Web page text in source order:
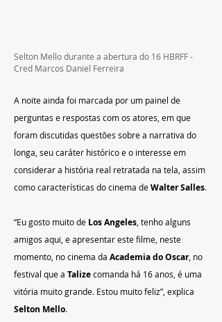
Selton Mello durante a abertura do 16 HBRFF -
Cred Marcos Daniel Ferreira
A noite ainda foi marcada por um painel de
perguntas e respostas com os atores, em que
foram discutidas questões sobre a narrativa do
longa, seu caráter histórico e o interesse em
considerar a história real retratada na tela, assim
como características do cinema de Walter Salles.
“Eu gosto muito de Los Angeles , tenho alguns
amigos aqui, e apresentar este filme, neste
momento, no cinema da Academia do Oscar, no
festival que a Talize comanda há 16 anos, é uma
vitória muito grande. Estou muito feliz”, explica
Selton Mello.